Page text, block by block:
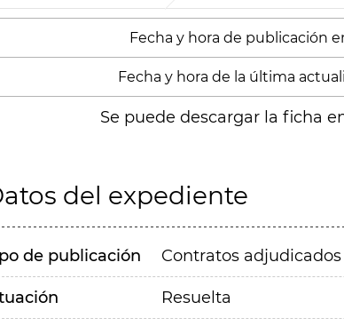
Fecha y hora de publicación
Fecha y hora de la última
Se puede descargar la ficha
del expediente
de publicación Contratos
Resuelta